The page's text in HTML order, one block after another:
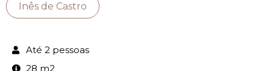
Inês de Castro
Até 2 pessoas
28 m2